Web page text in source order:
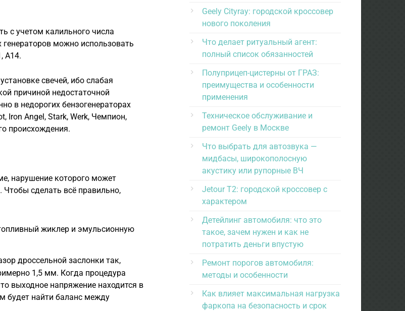
с учетом калильного числа
можно использовать
А14.
свечей, ибо слабая
причиной недостаточной
в недорогих бензогенераторах
Iron Angel, Stark, Werk, Чемпион,
происхождения.
нарушение которого может
сделать всё правильно,
жиклер и эмульсионную
дроссельной заслонки так,
1,5 мм. Когда процедура
выходное напряжение находится в
будет найти баланс между
Geely Cityray: городской кроссовер
нового поколения
Что делает ритуальный агент:
полный список обязанностей
Полуприцеп-цистерны от ГРАЗ:
преимущества и особенности
применения
Техническое обслуживание и
ремонт Geely в Москве
Что выбрать для автозвука —
мидбасы, широкополосную
акустику или рупорные ВЧ
Jetour T2: городской кроссовер с
характером
Детейлинг автомобиля: что это
такое, зачем нужен и как не
потратить деньги впустую
Ремонт порогов автомобиля:
методы и особенности
Как влияет максимальная нагрузка
фаркопа на безопасность и срок